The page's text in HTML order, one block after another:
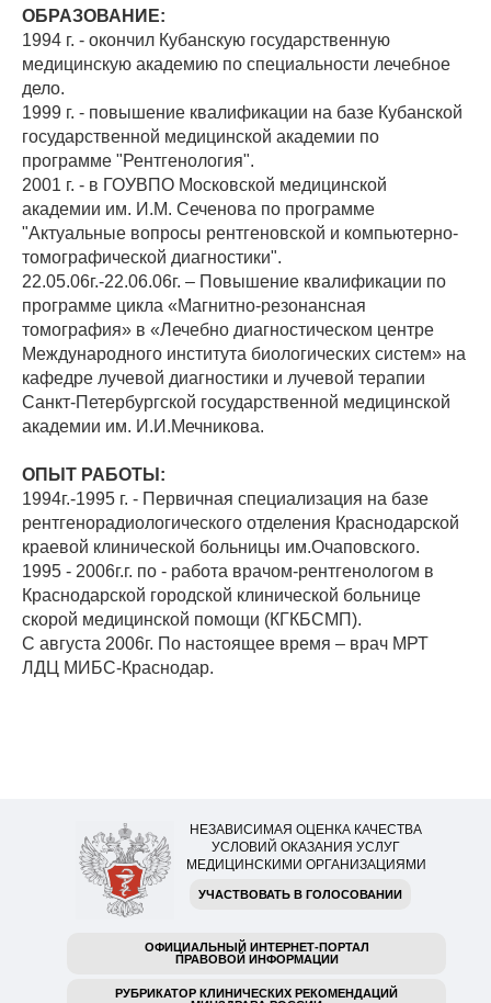
ОБРАЗОВАНИЕ:
1994 г. - окончил Кубанскую государственную
медицинскую академию по специальности лечебное
дело.
1999 г. - повышение квалификации на базе Кубанской
государственной медицинской академии по
программе "Рентгенология".
2001 г. - в ГОУВПО Московской медицинской
академии им. И.М. Сеченова по программе
"Актуальные вопросы рентгеновской и компьютерно-
томографической диагностики".
22.05.06г.-22.06.06г. – Повышение квалификации по
программе цикла «Магнитно-резонансная
томография» в «Лечебно диагностическом центре
Международного института биологических систем» на
кафедре лучевой диагностики и лучевой терапии
Санкт-Петербургской государственной медицинской
академии им. И.И.Мечникова.
ОПЫТ РАБОТЫ:
1994г.-1995 г. - Первичная специализация на базе
рентгенорадиологического отделения Краснодарской
краевой клинической больницы им.Очаповского.
1995 - 2006г.г. по - работа врачом-рентгенологом в
Краснодарской городской клинической больнице
скорой медицинской помощи (КГКБСМП).
С августа 2006г. По настоящее время – врач МРТ
ЛДЦ МИБС-Краснодар.
НЕЗАВИСИМАЯ ОЦЕНКА КАЧЕСТВА
УСЛОВИЙ ОКАЗАНИЯ УСЛУГ
МЕДИЦИНСКИМИ ОРГАНИЗАЦИЯМИ
УЧАСТВОВАТЬ В ГОЛОСОВАНИИ
ОФИЦИАЛЬНЫЙ ИНТЕРНЕТ-ПОРТАЛ
ПРАВОВОЙ ИНФОРМАЦИИ
РУБРИКАТОР КЛИНИЧЕСКИХ РЕКОМЕНДАЦИЙ